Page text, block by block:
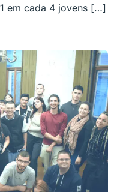
em cada 4 jovens […]